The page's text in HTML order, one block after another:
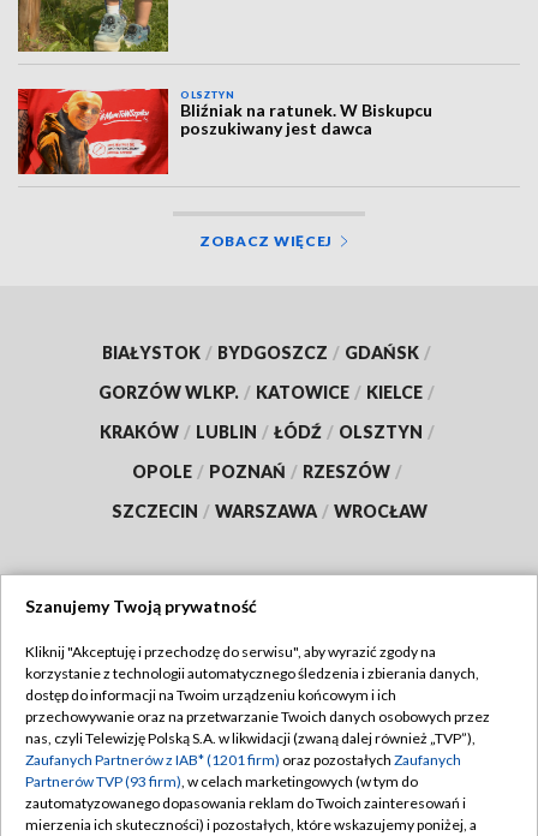
OLSZTYN
Bliźniak na ratunek. W Biskupcu
poszukiwany jest dawca
ZOBACZ WIĘCEJ
BIAŁYSTOK / BYDGOSZCZ / GDAŃSK /
GORZÓW WLKP. / KATOWICE / KIELCE /
KRAKÓW / LUBLIN / ŁÓDŹ / OLSZTYN /
OPOLE / POZNAŃ / RZESZÓW /
SZCZECIN / WARSZAWA / WROCŁAW
TVP
Abonament TVP
Emisja w TVP
Centrum informacji TVP
Regulamin TVP
Polityka prywatności
Moje zgody
Szanujemy Twoją prywatność
Kliknij "Akceptuję i przechodzę do serwisu", aby wyrazić zgody na
korzystanie z technologii automatycznego śledzenia i zbierania danych,
dostęp do informacji na Twoim urządzeniu końcowym i ich
przechowywanie oraz na przetwarzanie Twoich danych osobowych przez
nas, czyli Telewizję Polską S.A. w likwidacji (zwaną dalej również „TVP”),
Zaufanych Partnerów z IAB* (1201 firm) oraz pozostałych Zaufanych
Partnerów TVP (93 firm), w celach marketingowych (w tym do
zautomatyzowanego dopasowania reklam do Twoich zainteresowań i
mierzenia ich skuteczności) i pozostałych, które wskazujemy poniżej, a